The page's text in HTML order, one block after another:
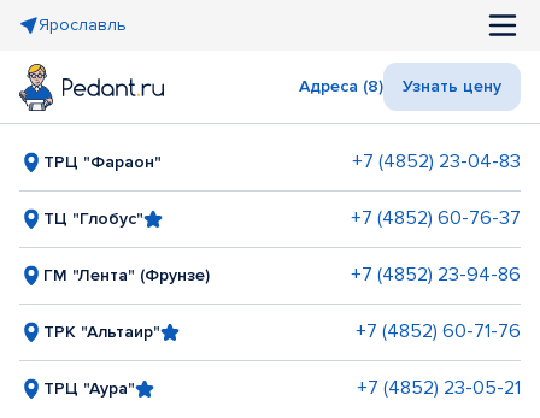
Ярославль
Адреса (8) Узнать цену
ТРЦ "Фараон" +7 (4852) 23-04-83
ТЦ "Глобус" +7 (4852) 60-76-37
ГМ "Лента" (Фрунзе) +7 (4852) 23-94-86
ТРК "Альтаир" +7 (4852) 60-71-76
ТРЦ "Аура" +7 (4852) 23-05-21